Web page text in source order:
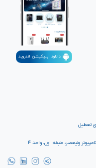
دانلود اپلیکیشن اندروید